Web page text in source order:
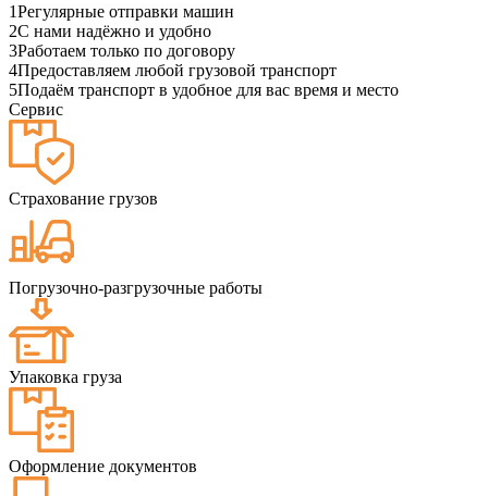
1Регулярные отправки машин
2С нами надёжно и удобно
3Работаем только по договору
4Предоставляем любой грузовой транспорт
5Подаём транспорт в удобное для вас время и место
Сервис
Страхование грузов
Погрузочно-разгрузочные работы
Упаковка груза
Оформление документов